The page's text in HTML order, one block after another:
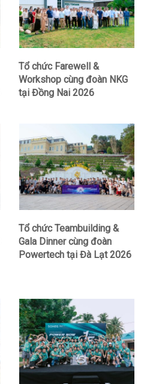
Tổ chức Farewell &
Workshop cùng đoàn NKG
tại Đồng Nai 2026
Tổ chức Teambuilding &
Gala Dinner cùng đoàn
Powertech tại Đà Lạt 2026